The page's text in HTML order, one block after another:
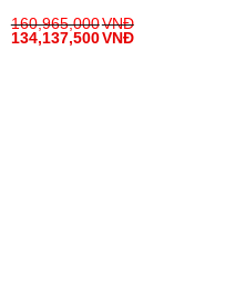
160,965,000VNĐ
134,137,500VNĐ